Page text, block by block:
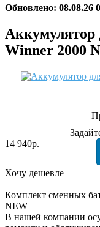
Обновлено: 08.08.26
Winner 2000
14 940р.
Хочу дешевле
Комплект сменных
NEW
В нашей компании